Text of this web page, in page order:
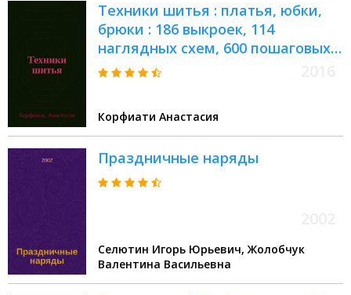
Техники шитья : платья, юбки,
брюки : 186 выкроек, 114
наглядных схем, 600 пошаговых
иллюстраций
Корфиати Анастасия
Праздничные наряды
Селютин Игорь Юрьевич, Жолобчук
Валентина Васильевна